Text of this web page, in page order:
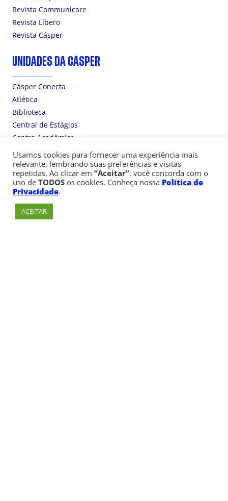
Revista Communicare
Revista Líbero
Revista Cásper
UNIDADES DA CÁSPER
Cásper Conecta
Atlética
Biblioteca
Central de Estágios
Centro Acadêmico
Centro de Eventos
Rádio Gazeta Online
A CÁSPER NAS REDES SOCIAIS
FacebookInstagram
Usamos cookies para fornecer uma experiência mais
relevante, lembrando suas preferências e visitas
repetidas. Ao clicar em “Aceitar”, você concorda com o
uso de TODOS os cookies. Conheça nossa Política de
Privacidade.
ACEITAR